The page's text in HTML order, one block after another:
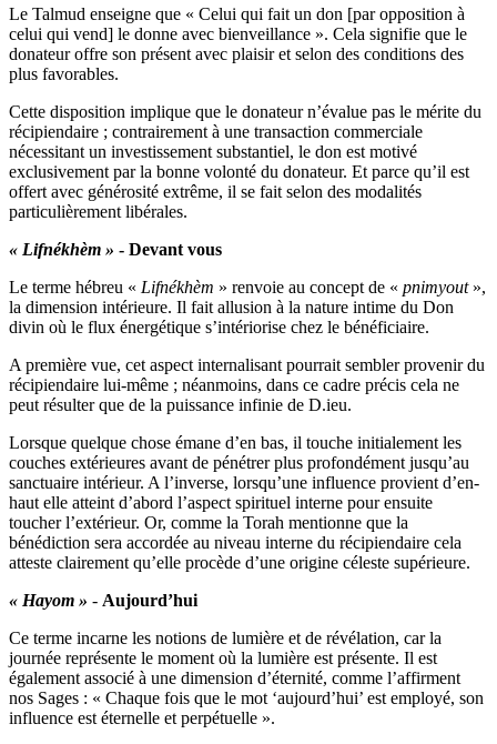
Le Talmud enseigne que « Celui qui fait un don [par opposition à
celui qui vend] le donne avec bienveillance ». Cela signifie que le
donateur offre son présent avec plaisir et selon des conditions des
plus favorables.
Cette disposition implique que le donateur n’évalue pas le mérite du
récipiendaire ; contrairement à une transaction commerciale
nécessitant un investissement substantiel, le don est motivé
exclusivement par la bonne volonté du donateur. Et parce qu’il est
offert avec générosité extrême, il se fait selon des modalités
particulièrement libérales.
« Lifnékhèm » - Devant vous
Le terme hébreu « Lifnékhèm » renvoie au concept de « pnimyout»,
la dimension intérieure. Il fait allusion à la nature intime du Don
divin où le flux énergétique s’intériorise chez le bénéficiaire.
A première vue, cet aspect internalisant pourrait sembler provenir du
récipiendaire lui-même ; néanmoins, dans ce cadre précis cela ne
peut résulter que de la puissance infinie de D.ieu.
Lorsque quelque chose émane d’en bas, il touche initialement les
couches extérieures avant de pénétrer plus profondément jusqu’au
sanctuaire intérieur. A l’inverse, lorsqu’une influence provient d’en-
haut elle atteint d’abord l’aspect spirituel interne pour ensuite
toucher l’extérieur. Or, comme la Torah mentionne que la
bénédiction sera accordée au niveau interne du récipiendaire cela
atteste clairement qu’elle procède d’une origine céleste supérieure.
« Hayom » - Aujourd’hui
Ce terme incarne les notions de lumière et de révélation, car la
journée représente le moment où la lumière est présente. Il est
également associé à une dimension d’éternité, comme l’affirment
nos Sages : « Chaque fois que le mot ‘aujourd’hui’ est employé, son
influence est éternelle et perpétuelle ».